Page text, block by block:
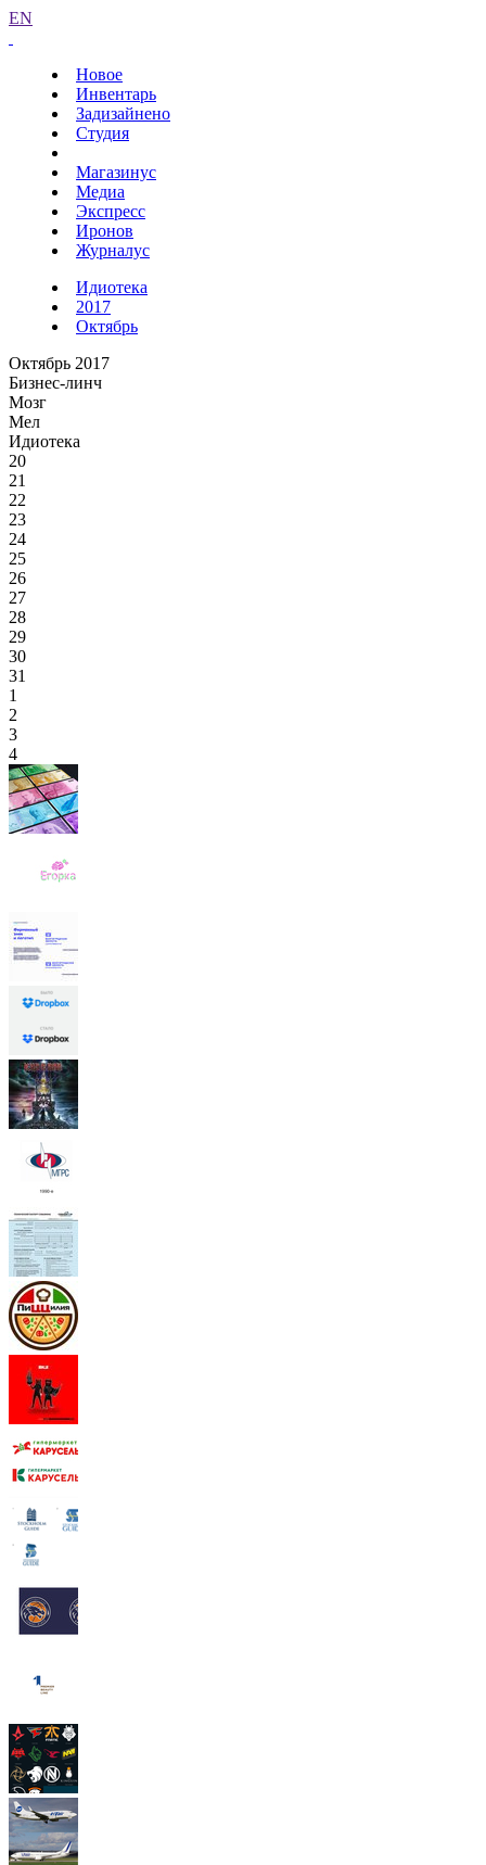
EN
Новое
Инвентарь
Задизайнено
Студия
Магазинус
Медиа
Экспресс
Иронов
Журналус
Идиотека
2017
Октябрь
Октябрь 2017
Бизнес-линч
Мозг
Мел
Идиотека
20
21
22
23
24
25
26
27
28
29
30
31
1
2
3
4